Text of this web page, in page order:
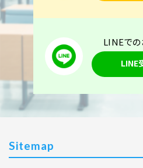
LINEで
LINE
Sitemap